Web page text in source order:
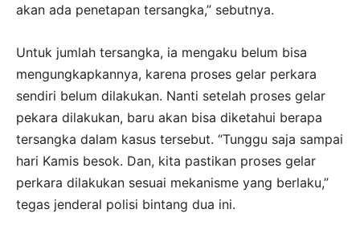
akan ada penetapan tersangka,” sebutnya.
Untuk jumlah tersangka, ia mengaku belum bisa
mengungkapkannya, karena proses gelar perkara
sendiri belum dilakukan. Nanti setelah proses gelar
pekara dilakukan, baru akan bisa diketahui berapa
tersangka dalam kasus tersebut. “Tunggu saja sampai
hari Kamis besok. Dan, kita pastikan proses gelar
perkara dilakukan sesuai mekanisme yang berlaku,”
tegas jenderal polisi bintang dua ini.